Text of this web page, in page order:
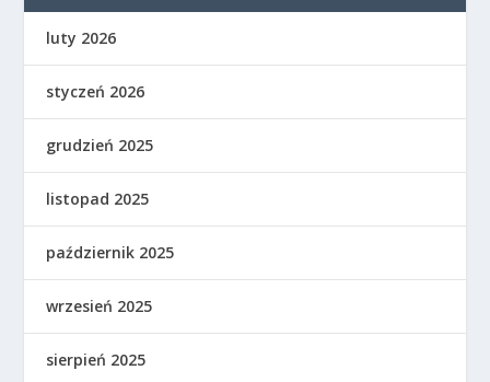
luty 2026
styczeń 2026
grudzień 2025
listopad 2025
październik 2025
wrzesień 2025
sierpień 2025